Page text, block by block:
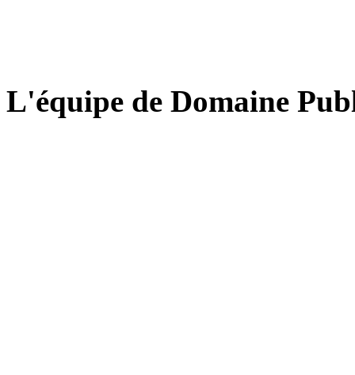
L'équipe de Domaine